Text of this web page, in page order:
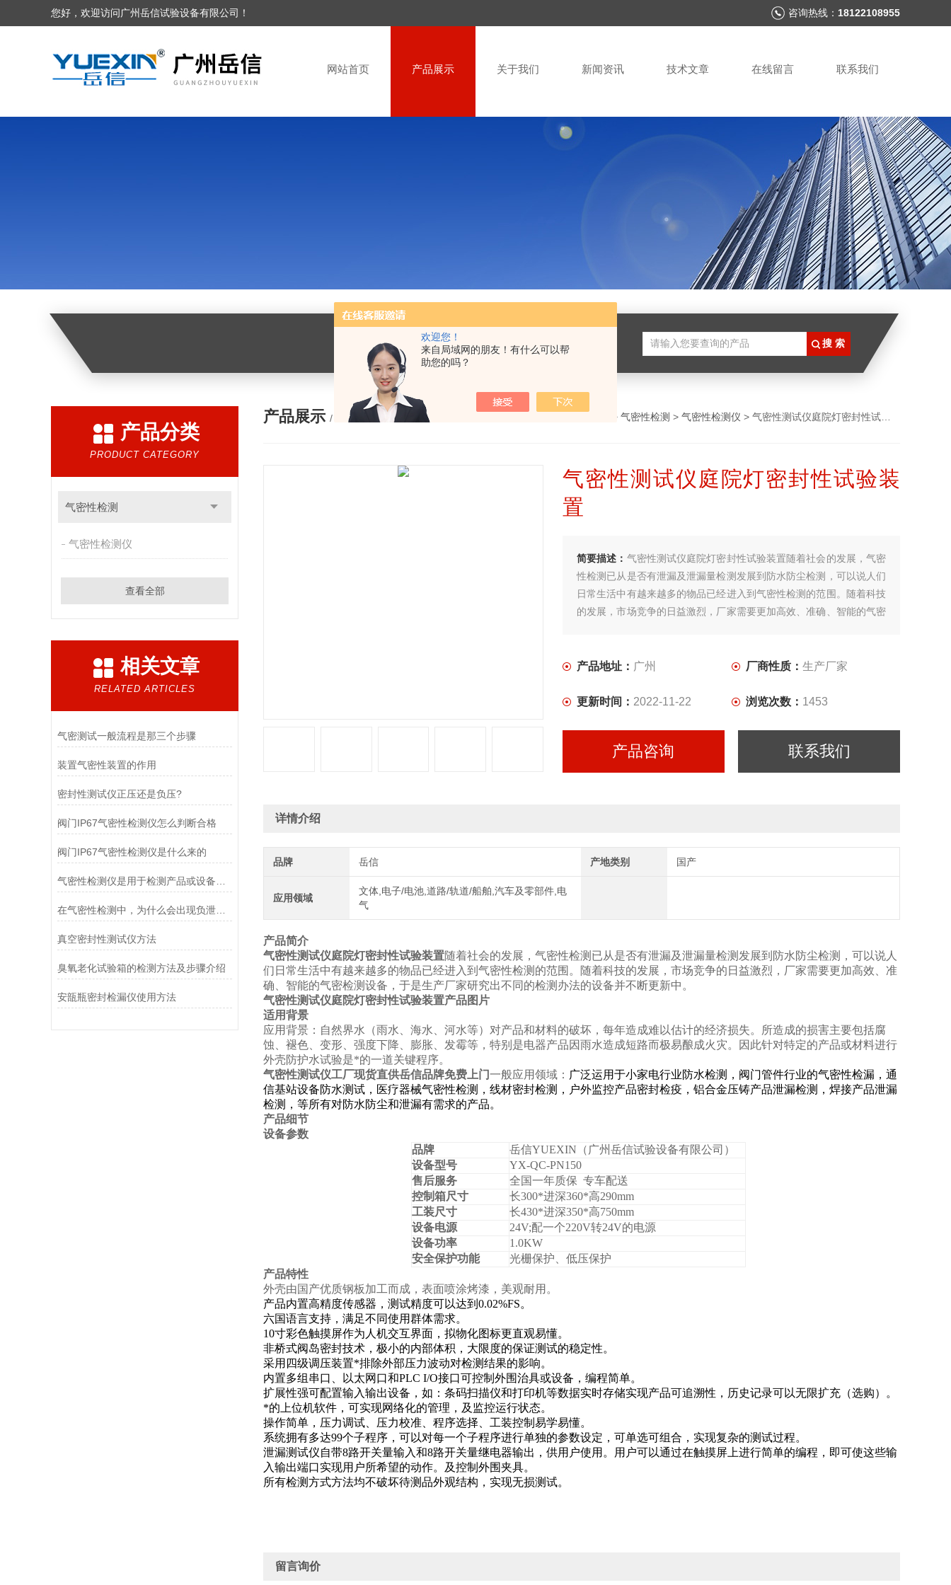
欢迎您！
来自局域网的朋友！有什么可以帮
助您的吗？
您好，欢迎访问广州岳信试验设备有限公司！ 咨询热线： 18122108955
网站首页 产品展示 关于我们 新闻资讯 技术文章 在线留言 联系我们
产品分类
PRODUCT CATEGORY
气密性检测
气密性检测仪
查看全部
相关文章
RELATED ARTICLES
气密测试一般流程是那三个步骤
装置气密性装置的作用
密封性测试仪正压还是负压?
阀门IP67气密性检测仪怎么判断合格
阀门IP67气密性检测仪是什么来的
在气密性检测中，为什么会出现负泄漏值？
真空密封性测试仪方法
臭氧老化试验箱的检测方法及步骤介绍
安瓿瓶密封检漏仪使用方法
产品展示 / PRODUCTS > 气密性检测 > 气密性检测仪 > 气密性测试仪庭院灯密封性试验装置
气密性测试仪庭院灯密封性试验装
置
简要描述： 气密性测试仪庭院灯密封性试验装置随着社会的发展，气密
性检测已从是否有泄漏及泄漏量检测发展到防水防尘检测，可以说人们
日常生活中有越来越多的物品已经进入到气密性检测的范围。随着科技
的发展，市场竞争的日益激烈，厂家需要更加高效、准确、智能的气密
产品地址： 广州 厂商性质： 生产厂家
更新时间： 2022-11-22 浏览次数： 1453
产品咨询 联系我们
详情介绍
品牌 岳信 产地类别 国产
应用领域
文体,电子/电池,道路/轨道/船舶,汽车及零部件,电
气
产品简介
气密性测试仪庭院灯密封性试验装置随着社会的发展，气密性检测已从是否有泄漏及泄漏量检测发展到防水防尘检测，可以说人
们日常生活中有越来越多的物品已经进入到气密性检测的范围。随着科技的发展，市场竞争的日益激烈，厂家需要更加高效、准
确、智能的气密检测设备，于是生产厂家研究出不同的检测办法的设备并不断更新中。
气密性测试仪庭院灯密封性试验装置产品图片
适用背景
应用背景：自然界水（雨水、海水、河水等）对产品和材料的破坏，每年造成难以估计的经济损失。所造成的损害主要包括腐
蚀、褪色、变形、强度下降、膨胀、发霉等，特别是电器产品因雨水造成短路而极易酿成火灾。因此针对特定的产品或材料进行
外壳防护水试验是*的一道关键程序。
气密性测试仪工厂现货直供岳信品牌免费上门一般应用领域： 广泛运用于小家电行业防水检测，阀门管件行业的气密性检漏，通
信基站设备防水测试，医疗器械气密性检测，线材密封检测，户外监控产品密封检疫，铝合金压铸产品泄漏检测，焊接产品泄漏
检测，等所有对防水防尘和泄漏有需求的产品。
产品细节
设备参数
品牌
岳信YUEXIN（广州岳信试验设备有限公司）
设备型号
YX-QC-PN150
售后服务
全国一年质保 专车配送
控制箱尺寸
长300*进深360*高290mm
工装尺寸
长430*进深350*高750mm
设备电源
24V;配一个220V转24V的电源
设备功率
1.0KW
安全保护功能
光栅保护、低压保护
产品特性
外壳由国产优质钢板加工而成，表面喷涂烤漆，美观耐用。
产品内置高精度传感器，测试精度可以达到0.02%FS。
六国语言支持，满足不同使用群体需求。
10寸彩色触摸屏作为人机交互界面，拟物化图标更直观易懂。
非桥式阀岛密封技术，极小的内部体积，大限度的保证测试的稳定性。
采用四级调压装置*排除外部压力波动对检测结果的影响。
内置多组串口、以太网口和PLC I/O接口可控制外围治具或设备，编程简单。
扩展性强可配置输入输出设备，如：条码扫描仪和打印机等数据实时存储实现产品可追溯性，历史记录可以无限扩充（选购）。
*的上位机软件，可实现网络化的管理，及监控运行状态。
操作简单，压力调试、压力校准、程序选择、工装控制易学易懂。
系统拥有多达99个子程序，可以对每一个子程序进行单独的参数设定，可单选可组合，实现复杂的测试过程。
泄漏测试仪自带8路开关量输入和8路开关量继电器输出，供用户使用。用户可以通过在触摸屏上进行简单的编程，即可使这些输
入输出端口实现用户所希望的动作。及控制外围夹具。
所有检测方式方法均不破坏待测品外观结构，实现无损测试。
留言询价